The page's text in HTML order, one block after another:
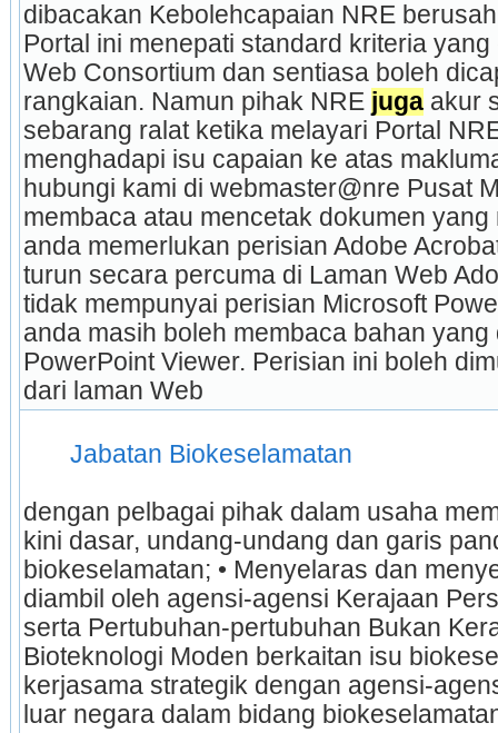
dibacakan Kebolehcapaian NRE
Portal ini menepati standard kriteria
Web Consortium dan sentiasa boleh
rangkaian. Namun pihak NRE juga akur
sebarang ralat ketika melayari Portal
menghadapi isu capaian ke atas
hubungi kami di webmaster@nre Pusat
membaca atau mencetak dokumen
anda memerlukan perisian Adobe
turun secara percuma di Laman Web
tidak mempunyai perisian Microsoft
anda masih boleh membaca bahan
PowerPoint Viewer. Perisian ini boleh
dari laman Web
Jabatan Biokeselamatan
dengan pelbagai pihak dalam usaha
kini dasar, undang-undang dan garis
biokeselamatan; • Menyelaras dan
diambil oleh agensi-agensi Kerajaan
serta Pertubuhan-pertubuhan Bukan
Bioteknologi Moden berkaitan isu
kerjasama strategik dengan agensi-
luar negara dalam bidang